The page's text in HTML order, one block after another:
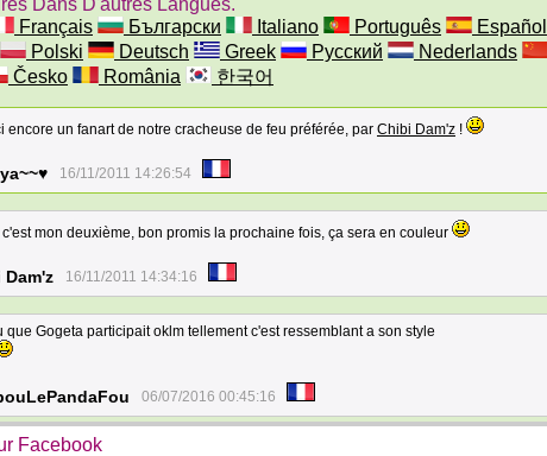
Dans D'autres Langues.
Français Български Italiano Português Español
Polski Deutsch Greek Русский Nederlands
Česko România 한국어
encore un fanart de notre cracheuse de feu préférée, par Chibi Dam'z !
16/11/2011 14:26:54
c'est mon deuxième, bon promis la prochaine fois, ça sera en couleur
Dam'z 16/11/2011 14:34:16
que Gogeta participait oklm tellement c'est ressemblant a son style
06/07/2016 00:45:16
Facebook